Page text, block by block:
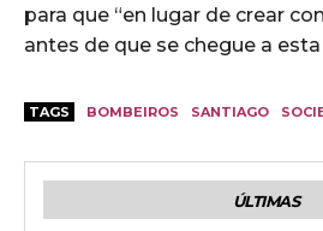
para que “en lugar de crear
antes de que se chegue a
TAGS BOMBEIROS SANTIAGO
ÚLTIMAS